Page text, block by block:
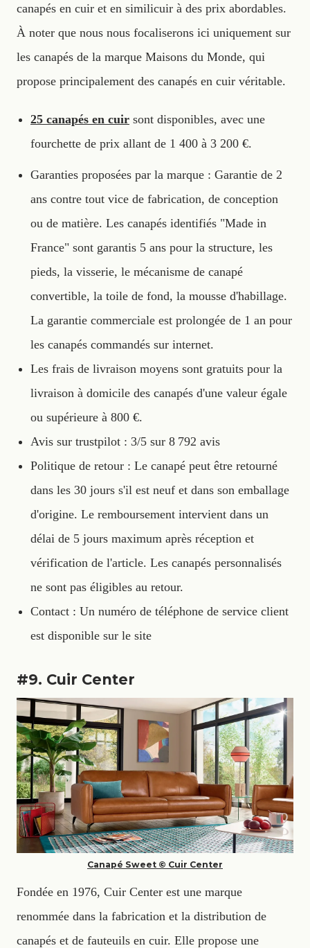
canapés en cuir et en similicuir à des prix abordables.
À noter que nous nous focaliserons ici uniquement sur
les canapés de la marque Maisons du Monde, qui
propose principalement des canapés en cuir véritable.
25 canapés en cuir sont disponibles, avec une
fourchette de prix allant de 1 400 à 3 200 €.
Garanties proposées par la marque : Garantie de 2
ans contre tout vice de fabrication, de conception
ou de matière. Les canapés identifiés "Made in
France" sont garantis 5 ans pour la structure, les
pieds, la visserie, le mécanisme de canapé
convertible, la toile de fond, la mousse d'habillage.
La garantie commerciale est prolongée de 1 an pour
les canapés commandés sur internet.
Les frais de livraison moyens sont gratuits pour la
livraison à domicile des canapés d'une valeur égale
ou supérieure à 800 €.
Avis sur trustpilot : 3/5 sur 8 792 avis
Politique de retour : Le canapé peut être retourné
dans les 30 jours s'il est neuf et dans son emballage
d'origine. Le remboursement intervient dans un
délai de 5 jours maximum après réception et
vérification de l'article. Les canapés personnalisés
ne sont pas éligibles au retour.
Contact : Un numéro de téléphone de service client
est disponible sur le site
#9. Cuir Center
Canapé Sweet © Cuir Center
Fondée en 1976, Cuir Center est une marque
renommée dans la fabrication et la distribution de
canapés et de fauteuils en cuir. Elle propose une